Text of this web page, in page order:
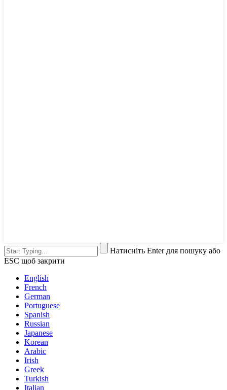
Натисніть Enter для пошуку або
ESC щоб закрити
English
French
German
Portuguese
Spanish
Russian
Japanese
Korean
Arabic
Irish
Greek
Turkish
Italian